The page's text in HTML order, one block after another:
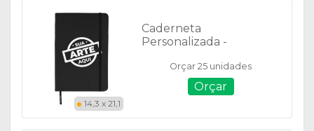
14,3 x 21,1
Caderneta
Personalizada -
14,3 X 21,1 cm - Folhas
Pautadas
Orçar 25 unidades
Orçar